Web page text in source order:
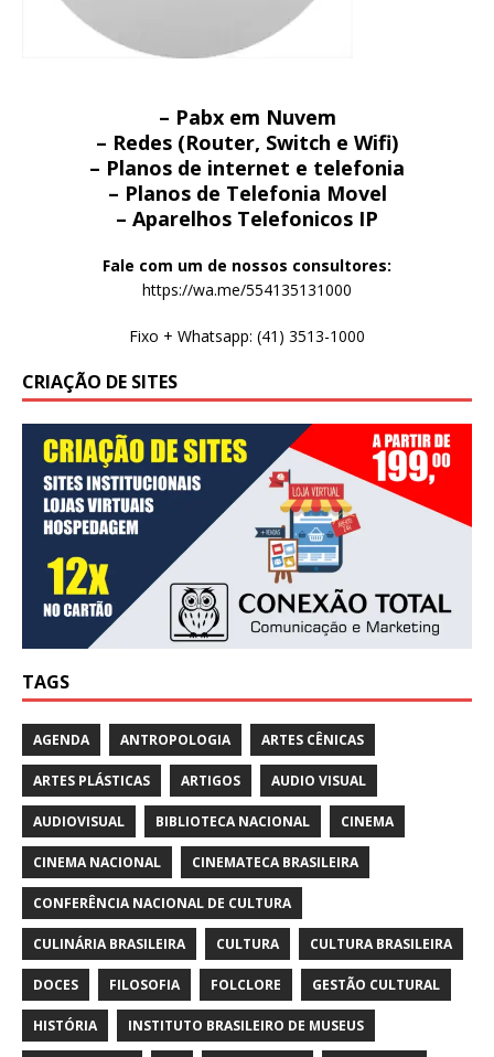
– Pabx em Nuvem
– Redes (Router, Switch e Wifi)
– Planos de internet e telefonia
– Planos de Telefonia Movel
– Aparelhos Telefonicos IP
Fale com um de nossos consultores:
https://wa.me/554135131000
Fixo + Whatsapp: (41) 3513-1000
CRIAÇÃO DE SITES
TAGS
AGENDA ANTROPOLOGIA ARTES CÊNICAS
ARTES PLÁSTICAS ARTIGOS AUDIO VISUAL
AUDIOVISUAL BIBLIOTECA NACIONAL CINEMA
CINEMA NACIONAL CINEMATECA BRASILEIRA
CONFERÊNCIA NACIONAL DE CULTURA
CULINÁRIA BRASILEIRA CULTURA CULTURA BRASILEIRA
DOCES FILOSOFIA FOLCLORE GESTÃO CULTURAL
HISTÓRIA INSTITUTO BRASILEIRO DE MUSEUS